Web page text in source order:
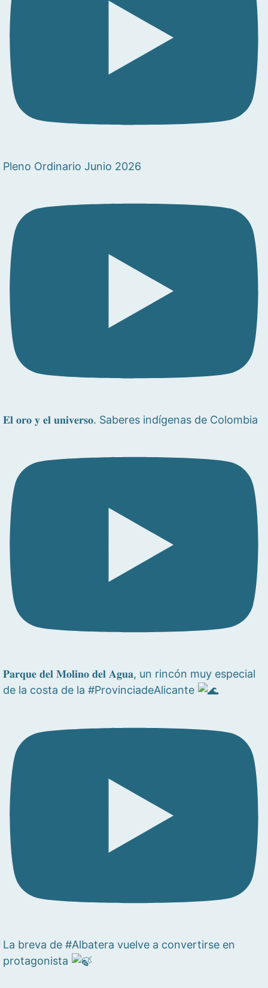
Pleno Ordinario Junio 2026
𝐄𝐥 𝐨𝐫𝐨 𝐲 𝐞𝐥 𝐮𝐧𝐢𝐯𝐞𝐫𝐬𝐨. Saberes indígenas de Colombia
𝐏𝐚𝐫𝐪𝐮𝐞 𝐝𝐞𝐥 𝐌𝐨𝐥𝐢𝐧𝐨 𝐝𝐞𝐥 𝐀𝐠𝐮𝐚, un rincón muy especial
de la costa de la #ProvinciadeAlicante
La breva de #Albatera vuelve a convertirse en
protagonista